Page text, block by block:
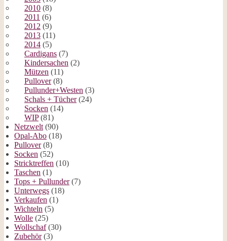
2010 (8)
2011 (6)
2012 (9)
2013 (11)
2014 (5)
Cardigans (7)
Kindersachen (2)
Mützen (11)
Pullover(8)
Pullunder+Westen (3)
Schals + Tücher(24)
Socken (14)
WIP(81)
Netzwelt (90)
Opal-Abo (18)
Pullover(8)
Socken (52)
Stricktreffen (10)
Taschen (1)
Tops + Pullunder(7)
Unterwegs (18)
Verkaufen (1)
Wichteln (5)
Wolle (25)
Wollschaf(30)
Zubehör(3)